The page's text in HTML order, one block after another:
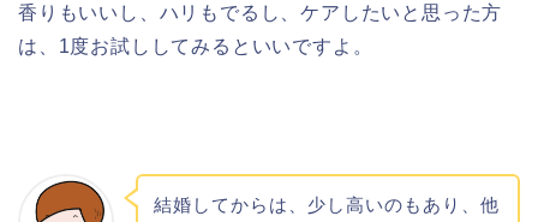
香りもいいし、ハリもでるし、ケアしたいと思った方
は、1度お試ししてみるといいですよ。
結婚してからは、少し高いのもあり、他